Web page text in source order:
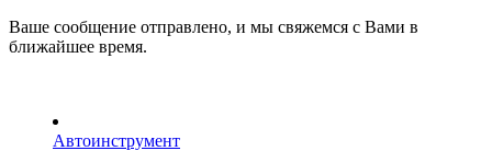
Ваше сообщение отправлено, и мы свяжемся с Вами в
ближайшее время.
Автоинструмент